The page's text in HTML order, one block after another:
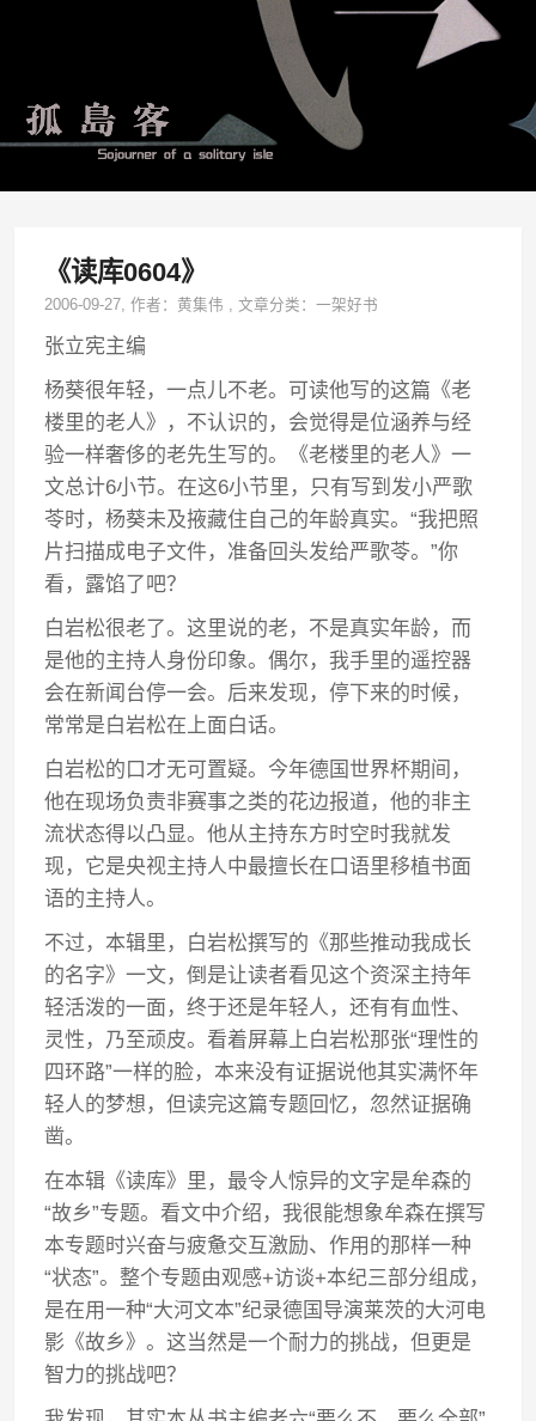
《读库0604》
2006-09-27, 作者：黄集伟 ,文章分类：一架好书
张立宪主编
杨葵很年轻，一点儿不老。可读他写的这篇《老
楼里的老人》，不认识的，会觉得是位涵养与经
验一样奢侈的老先生写的。《老楼里的老人》一
文总计6小节。在这6小节里，只有写到发小严歌
苓时，杨葵未及掖藏住自己的年龄真实。“我把照
片扫描成电子文件，准备回头发给严歌苓。”你
看，露馅了吧？
白岩松很老了。这里说的老，不是真实年龄，而
是他的主持人身份印象。偶尔，我手里的遥控器
会在新闻台停一会。后来发现，停下来的时候，
常常是白岩松在上面白话。
白岩松的口才无可置疑。今年德国世界杯期间，
他在现场负责非赛事之类的花边报道，他的非主
流状态得以凸显。他从主持东方时空时我就发
现，它是央视主持人中最擅长在口语里移植书面
语的主持人。
不过，本辑里，白岩松撰写的《那些推动我成长
的名字》一文，倒是让读者看见这个资深主持年
轻活泼的一面，终于还是年轻人，还有有血性、
灵性，乃至顽皮。看着屏幕上白岩松那张“理性的
四环路”一样的脸，本来没有证据说他其实满怀年
轻人的梦想，但读完这篇专题回忆，忽然证据确
凿。
在本辑《读库》里，最令人惊异的文字是牟森的
“故乡”专题。看文中介绍，我很能想象牟森在撰写
本专题时兴奋与疲惫交互激励、作用的那样一种
“状态”。整个专题由观感+访谈+本纪三部分组成，
是在用一种“大河文本”纪录德国导演莱茨的大河电
影《故乡》。这当然是一个耐力的挑战，但更是
智力的挑战吧？